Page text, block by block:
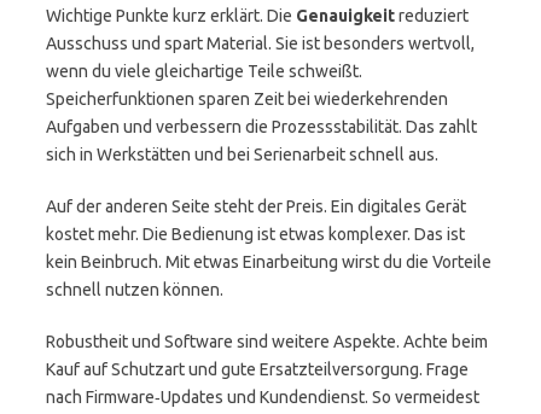
Wichtige Punkte kurz erklärt. Die Genauigkeitreduziert
Ausschuss und spart Material. Sie ist besonders wertvoll,
wenn du viele gleichartige Teile schweißt.
Speicherfunktionen sparen Zeit bei wiederkehrenden
Aufgaben und verbessern die Prozessstabilität. Das zahlt
sich in Werkstätten und bei Serienarbeit schnell aus.
Auf der anderen Seite steht der Preis. Ein digitales Gerät
kostet mehr. Die Bedienung ist etwas komplexer. Das ist
kein Beinbruch. Mit etwas Einarbeitung wirst du die Vorteile
schnell nutzen können.
Robustheit und Software sind weitere Aspekte. Achte beim
Kauf auf Schutzart und gute Ersatzteilversorgung. Frage
nach Firmware‑Updates und Kundendienst. So vermeidest